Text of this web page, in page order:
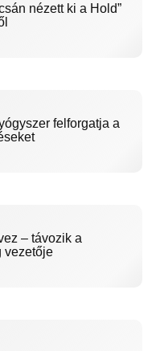
nézett ki a Hold”
felforgatja a
– távozik a
vezetője